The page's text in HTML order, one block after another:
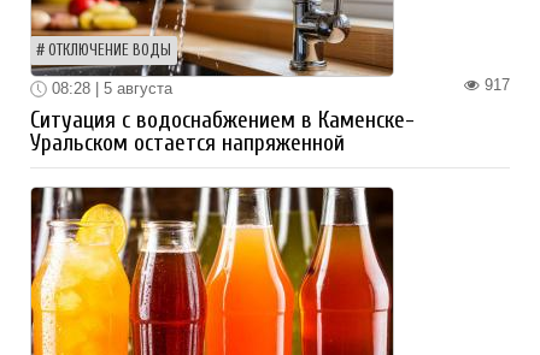
ОТКЛЮЧЕНИЕ ВОДЫ
917
08:28 | 5 августа
Ситуация с водоснабжением в Каменске-
Уральском остается напряженной